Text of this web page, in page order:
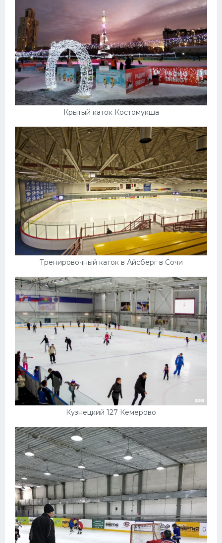
Крытый каток Костомукша
Тренировочный каток в Айсберг в Сочи
Кузнецкий 127 Кемерово